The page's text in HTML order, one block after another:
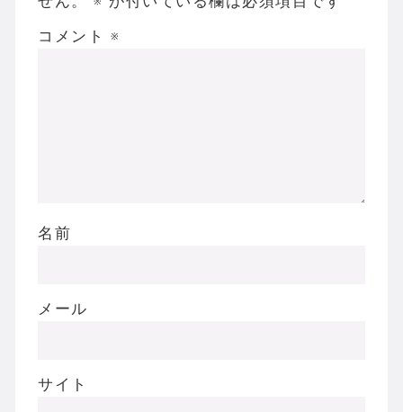
コメント ※
名前
メール
サイト